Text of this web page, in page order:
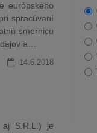
európskeho
spracúvaní
smernicu
a…
14.6.2018
aj S.R.L.) je